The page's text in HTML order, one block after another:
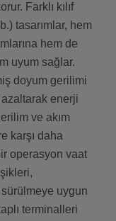
Farklı kılıf
tasarımlar, hem
hem de
uyum sağlar.
doyum gerilimi
azaltarak enerji
ve akım
karşı daha
operasyon vaat
sürülmeye uygun
terminalleri